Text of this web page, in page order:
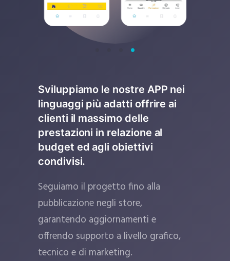
Sviluppiamo le nostre APP nei
linguaggi più adatti offrire ai
clienti il massimo delle
prestazioni in relazione al
budget ed agli obiettivi
condivisi.
Seguiamo il progetto fino alla
pubblicazione negli store,
garantendo aggiornamenti e
offrendo supporto a livello grafico,
tecnico e di marketing.